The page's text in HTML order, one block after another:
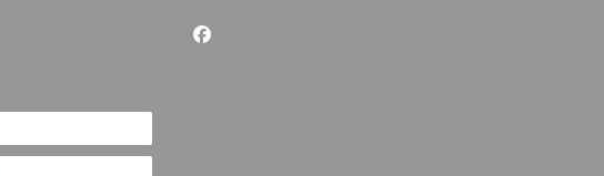
((apre una nuova finestra))Facebook ((apre una nuova finestra))